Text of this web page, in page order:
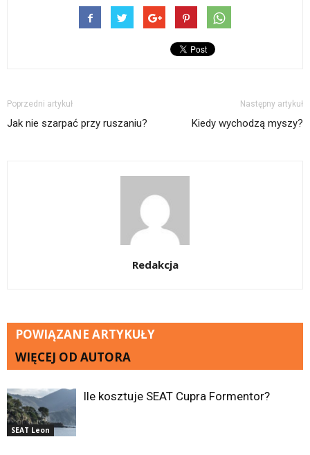
Poprzedni artykuł
Jak nie szarpać przy ruszaniu?
Następny artykuł
Kiedy wychodzą myszy?
Redakcja
POWIĄZANE ARTYKUŁY
WIĘCEJ OD AUTORA
SEAT Leon
Ile kosztuje SEAT Cupra Formentor?